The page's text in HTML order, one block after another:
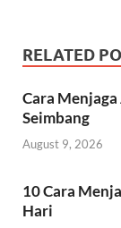
RELATED
Cara
Seimbang
August 9, 2026
10 Cara
Hari